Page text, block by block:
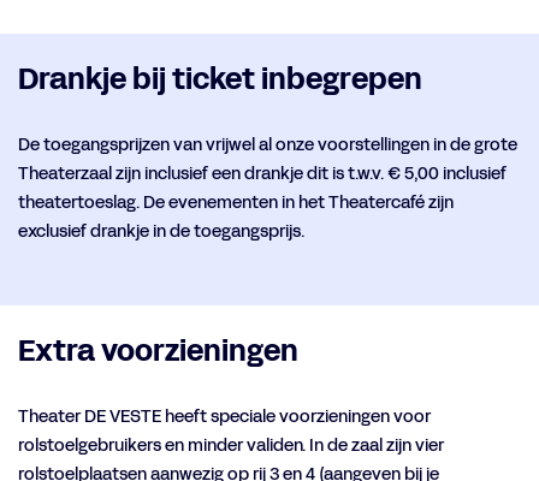
Drankje bij ticket inbegrepen
De toegangsprijzen van vrijwel al onze voorstellingen in de grote
Theaterzaal zijn inclusief een drankje dit is t.w.v. € 5,00 inclusief
theatertoeslag. De evenementen in het Theatercafé zijn
exclusief drankje in de toegangsprijs.
Extra voorzieningen
Theater DE VESTE heeft speciale voorzieningen voor
rolstoelgebruikers en minder validen. In de zaal zijn vier
rolstoelplaatsen aanwezig op rij 3 en 4 (aangeven bij je